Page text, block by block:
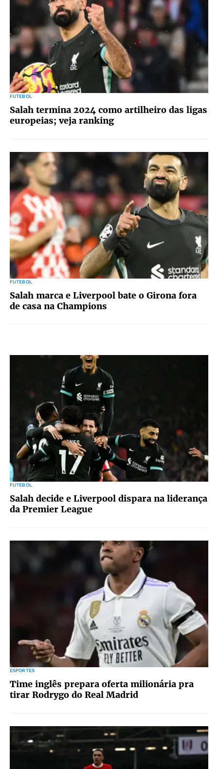
FUTEBOL
Salah termina 2024 como artilheiro das ligas
europeias; veja ranking
FUTEBOL
Salah marca e Liverpool bate o Girona fora
de casa na Champions
FUTEBOL
Salah decide e Liverpool dispara na liderança
da Premier League
ESPORTES
Time inglês prepara oferta milionária pra
tirar Rodrygo do Real Madrid